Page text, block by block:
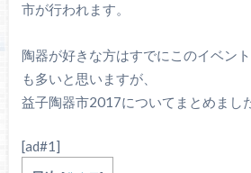
市が行われます。
陶器が好きな方はすでにこのイベン
も多いと思いますが、
益子陶器市2017についてまとめまし
[ad#1]